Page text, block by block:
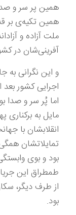
همین پر سر و
همین تکیه‌ی بر
ملت آزاده و
آفرینی‌شان در
و این نگرانی به
اجرایی کشور بعد
اما پُر سر و صدا
مایل به برکناری
انقلابشان با
تمایلاتشان
بود و بوی
طمطراق این
از طرف دیگر،
بود.